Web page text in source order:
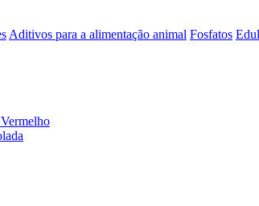
Aditivos para a alimentação animal Fosfatos